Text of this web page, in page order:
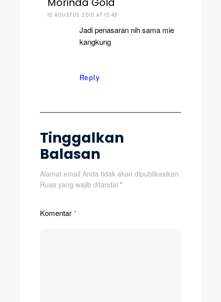
15 AGUSTUS 2018 AT 10:43
Jadi penasaran nih sama mie
kangkung
Reply
Tinggalkan
Balasan
Alamat email Anda tidak akan dipublikasikan.
Ruas yang wajib ditandai *
Komentar*